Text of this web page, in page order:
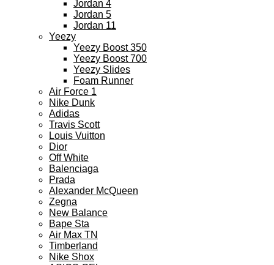
Jordan 4
Jordan 5
Jordan 11
Yeezy
Yeezy Boost 350
Yeezy Boost 700
Yeezy Slides
Foam Runner
Air Force 1
Nike Dunk
Adidas
Travis Scott
Louis Vuitton
Dior
Off White
Balenciaga
Prada
Alexander McQueen
Zegna
New Balance
Bape Sta
Air Max TN
Timberland
Nike Shox